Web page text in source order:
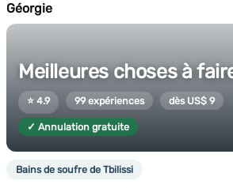
Géorgie
Meilleures choses à
⭐ 4.9 99 expériences dès US$ 9
✓ Annulation gratuite
Bains de soufre de Tbilissi